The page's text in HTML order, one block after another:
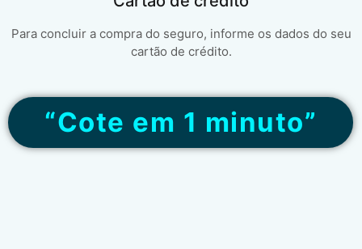
Para concluir a compra do seguro, informe os dados do seu
cartão de crédito.
“Cote em 1 minuto”